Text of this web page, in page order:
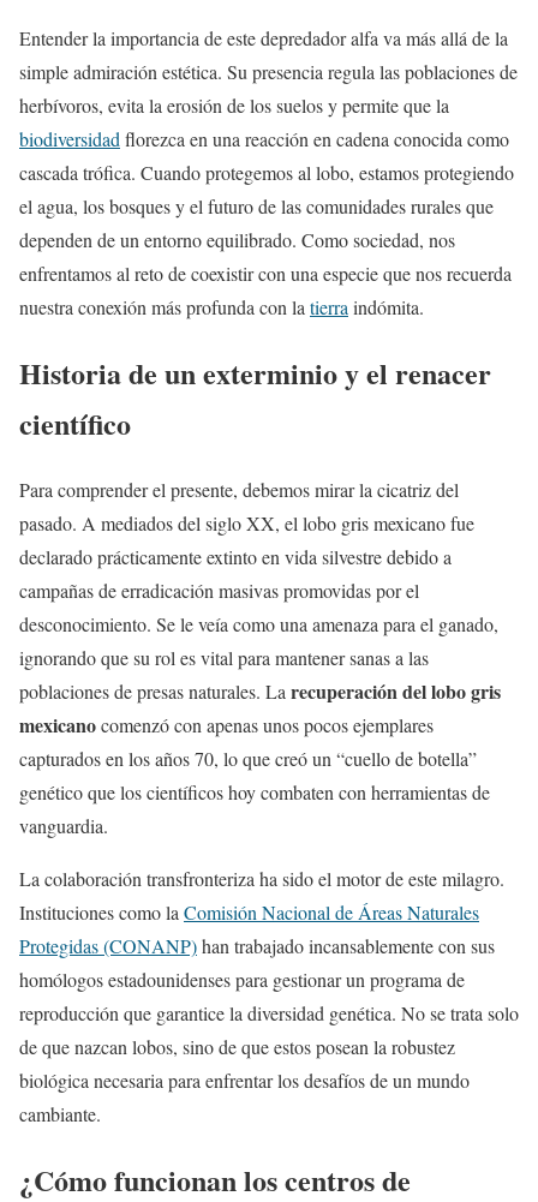
Entender la importancia de este depredador alfa va más allá de la
simple admiración estética. Su presencia regula las poblaciones de
herbívoros, evita la erosión de los suelos y permite que la
biodiversidad florezca en una reacción en cadena conocida como
cascada trófica. Cuando protegemos al lobo, estamos protegiendo
el agua, los bosques y el futuro de las comunidades rurales que
dependen de un entorno equilibrado. Como sociedad, nos
enfrentamos al reto de coexistir con una especie que nos recuerda
nuestra conexión más profunda con la tierra indómita.
Historia de un exterminio y el renacer
científico
Para comprender el presente, debemos mirar la cicatriz del
pasado. A mediados del siglo XX, el lobo gris mexicano fue
declarado prácticamente extinto en vida silvestre debido a
campañas de erradicación masivas promovidas por el
desconocimiento. Se le veía como una amenaza para el ganado,
ignorando que su rol es vital para mantener sanas a las
poblaciones de presas naturales. La recuperación del lobo gris
mexicanocomenzó con apenas unos pocos ejemplares
capturados en los años 70, lo que creó un “cuello de botella”
genético que los científicos hoy combaten con herramientas de
vanguardia.
La colaboración transfronteriza ha sido el motor de este milagro.
Instituciones como la Comisión Nacional de Áreas Naturales
Protegidas (CONANP)han trabajado incansablemente con sus
homólogos estadounidenses para gestionar un programa de
reproducción que garantice la diversidad genética. No se trata solo
de que nazcan lobos, sino de que estos posean la robustez
biológica necesaria para enfrentar los desafíos de un mundo
cambiante.
¿Cómo funcionan los centros de